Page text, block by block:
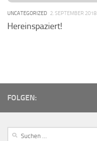
UNCATEGORIZED 2. SEPTEMBER 2018
Hereinspaziert!
FOLGEN: